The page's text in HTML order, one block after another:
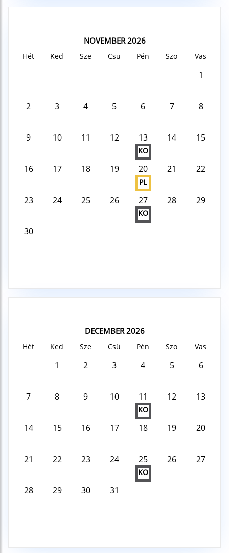
NOVEMBER 2026
Hét Ked Sze Csü Pén Szo Vas
1
2 3 4 5 6 7 8
9 10 11 12 13
KO
14 15
16 17 18 19 20
PL
21 22
23 24 25 26 27
KO
28 29
30
DECEMBER 2026
Hét Ked Sze Csü Pén Szo Vas
1 2 3 4 5 6
7 8 9 10 11
KO
12 13
14 15 16 17 18 19 20
21 22 23 24 25
KO
26 27
28 29 30 31